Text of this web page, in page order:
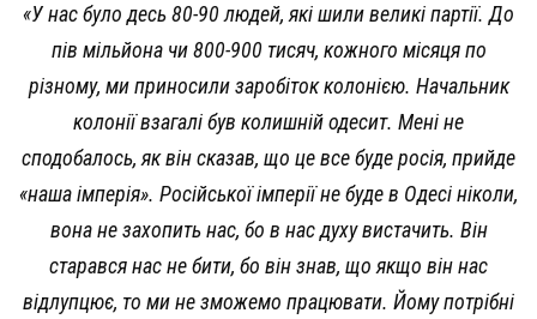
«У нас було десь 80-90 людей, які шили великі партії. До
пів мільйона чи 800-900 тисяч, кожного місяця по
різному, ми приносили заробіток колонією. Начальник
колонії взагалі був колишній одесит. Мені не
сподобалось, як він сказав, що це все буде росія, прийде
«наша імперія». Російської імперії не буде в Одесі ніколи,
вона не захопить нас, бо в нас духу вистачить. Він
старався нас не бити, бо він знав, що якщо він нас
відлупцює, то ми не зможемо працювати. Йому потрібні